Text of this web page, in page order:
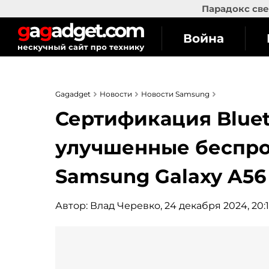
Парадокс
Война
Gagadget Новости Новости Samsung
Сертификация
улучшенные
Samsung Galaxy A56
Автор: Влад Черевко, 24 декабря 2024,